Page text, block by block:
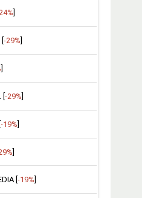
-29%
-29%
-19%]
]
[ -19%